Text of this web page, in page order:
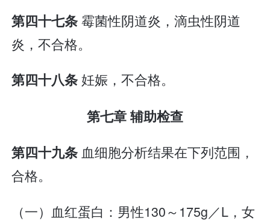
第四十七条霉菌性阴道炎，滴虫性阴道
炎，不合格。
第四十八条妊娠，不合格。
第七章 辅助检查
第四十九条血细胞分析结果在下列范围，
合格。
（一）血红蛋白：男性130～175g／L，女